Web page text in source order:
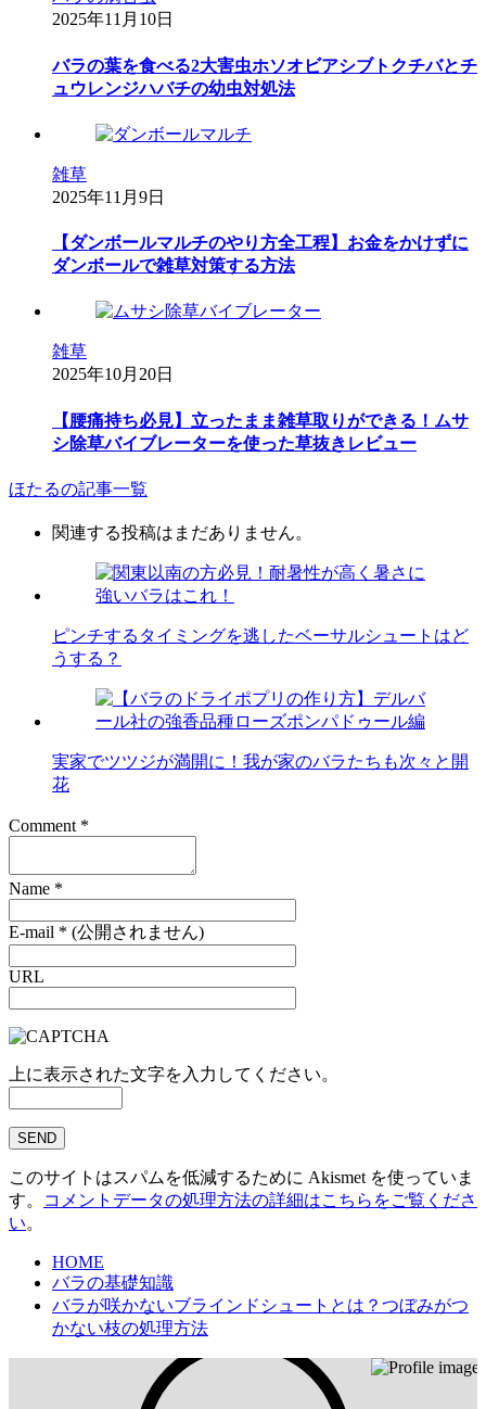
2025年11月10日
バラの葉を食べる2大害虫ホソオビアシブトクチバとチ
ュウレンジハバチの幼虫対処法
雑草
2025年11月9日
【ダンボールマルチのやり方全工程】お金をかけずに
ダンボールで雑草対策する方法
雑草
2025年10月20日
【腰痛持ち必見】立ったまま雑草取りができる！ムサ
シ除草バイブレーターを使った草抜きレビュー
ほたるの記事一覧
関連する投稿はまだありません。
ピンチするタイミングを逃したベーサルシュートはど
うする？
実家でツツジが満開に！我が家のバラたちも次々と開
花
Comment *
Name *
E-mail * (公開されません)
URL
上に表示された文字を入力してください。
このサイトはスパムを低減するために Akismet を使っていま
す。
コメントデータの処理方法の詳細はこちらをご覧くださ
い。
HOME
バラの基礎知識
バラが咲かないブラインドシュートとは？つぼみがつ
かない枝の処理方法